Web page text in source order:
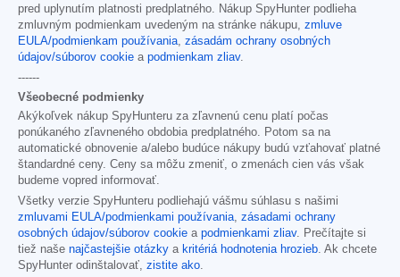
pred uplynutím platnosti predplatného. Nákup SpyHunter podlieha
zmluvným podmienkam uvedeným na stránke nákupu, zmluve
EULA/podmienkam používania zásadám ochrany osobných
údajov/súborov cookie a podmienkam zliav.
------
Všeobecné podmienky
Akýkoľvek nákup SpyHunteru za zľavnenú cenu platí počas
ponúkaného zľavneného obdobia predplatného. Potom sa na
automatické obnovenie a/alebo budúce nákupy budú vzťahovať platné
štandardné ceny. Ceny sa môžu zmeniť, o zmenách cien vás však
budeme vopred informovať.
Všetky verzie SpyHunteru podliehajú vášmu súhlasu s našimi
zmluvami EULA/podmienkami používania zásadami ochrany
osobných údajov/súborov cookie a podmienkami zliav. Prečítajte si
tiež naše najčastejšie otázky a kritériá hodnotenia hrozieb . Ak chcete
SpyHunter odinštalovať, zistite ako